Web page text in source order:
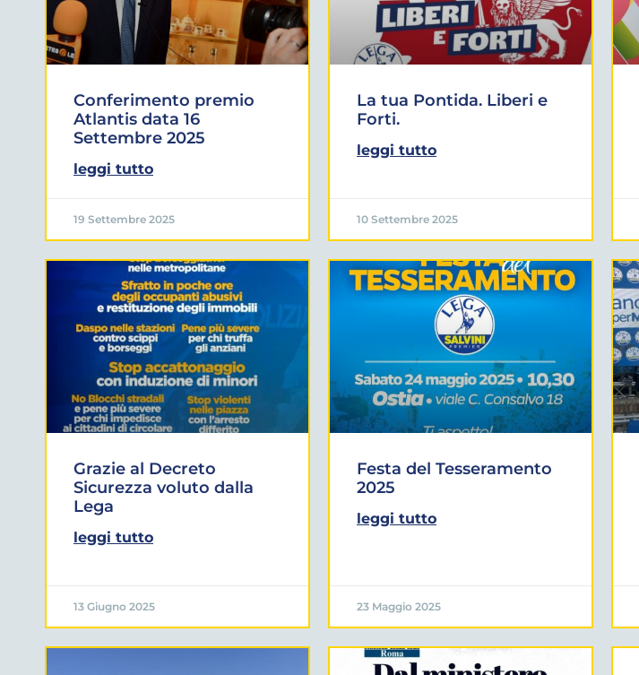
Conferimento premio
Atlantis data 16
Settembre 2025
leggi tutto
19 Settembre 2025
La tua Pontida. Liberi e
Forti.
leggi tutto
10 Settembre 2025
Grazie al Decreto
Sicurezza voluto dalla
Lega
leggi tutto
13 Giugno 2025
Festa del Tesseramento
2025
leggi tutto
23 Maggio 2025